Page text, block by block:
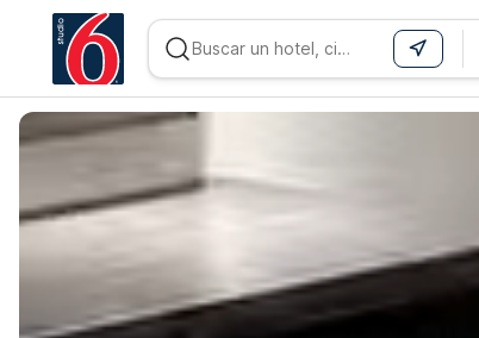
WIZARD MEMBER